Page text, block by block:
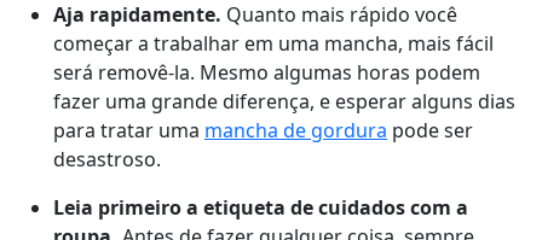
Aja rapidamente. Quanto mais rápido você
começar a trabalhar em uma mancha, mais fácil
será removê-la. Mesmo algumas horas podem
fazer uma grande diferença, e esperar alguns dias
para tratar uma mancha de gordura pode ser
desastroso.
Leia primeiro a etiqueta de cuidados com a